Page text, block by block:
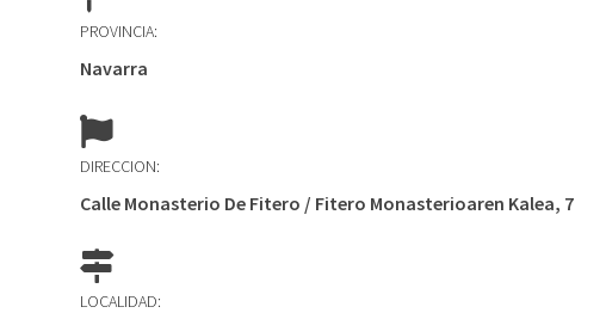
PROVINCIA:
Navarra
DIRECCION:
Calle Monasterio De Fitero / Fitero Monasterioaren Kalea, 7
LOCALIDAD: